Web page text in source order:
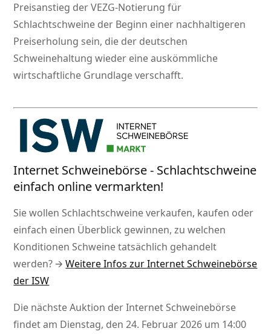
Preisanstieg der VEZG-Notierung für
Schlachtschweine der Beginn einer nachhaltigeren
Preiserholung sein, die der deutschen
Schweinehaltung wieder eine auskömmliche
wirtschaftliche Grundlage verschafft.
Internet Schweinebörse - Schlachtschweine
einfach online vermarkten!
Sie wollen Schlachtschweine verkaufen, kaufen oder
einfach einen Überblick gewinnen, zu welchen
Konditionen Schweine tatsächlich gehandelt
werden? 🡪Weitere Infos zur Internet Schweinebörse
der ISW
Die nächste Auktion der Internet Schweinebörse
findet am Dienstag, den 24. Februar 2026 um 14:00